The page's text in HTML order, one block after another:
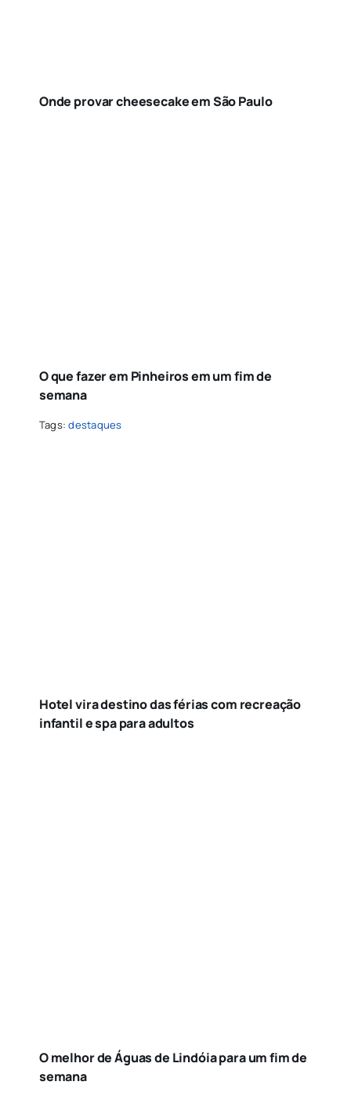
Onde provar cheesecake em São Paulo
O que fazer em Pinheiros em um fim de
semana
Tags:destaques
Hotel vira destino das férias com recreação
infantil e spa para adultos
O melhor de Águas de Lindóia para um fim de
semana